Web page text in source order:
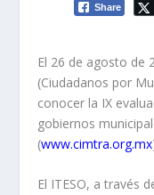
Share
El 26 de agosto de
(Ciudadanos por
conocer la IX
gobiernos
(www.cimtra.org.mx
El ITESO, a través